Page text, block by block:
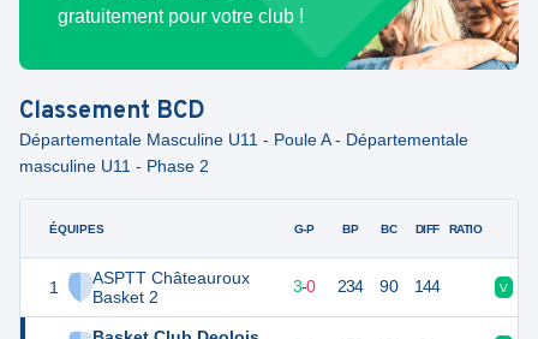
gratuitement pour votre club !
Classement BCD
Départementale Masculine U11 - Poule A - Départementale
masculine U11 - Phase 2
ÉQUIPES
1
ASPTT Châteauroux
Basket 2
G-P BP BC DIFF RATIO
6 3-0 234 90 144 V